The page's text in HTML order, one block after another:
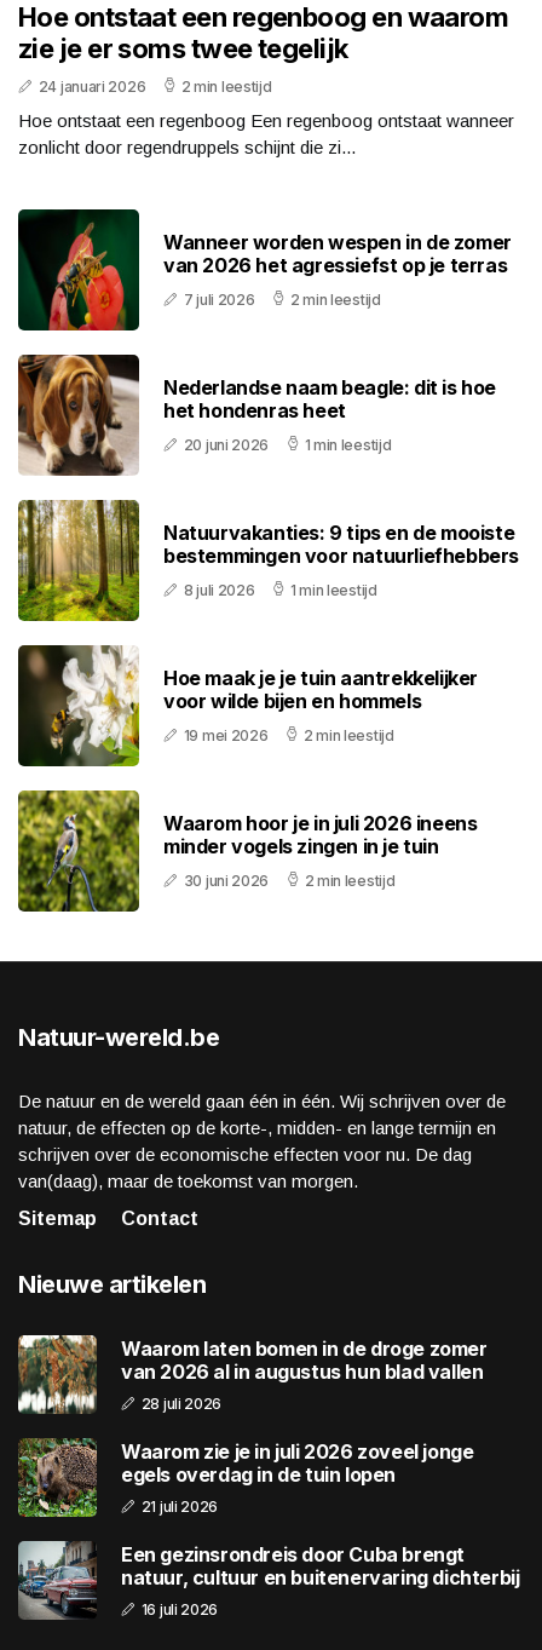
Hoe ontstaat een regenboog en waarom
zie je er soms twee tegelijk
24 januari 2026 2 min leestijd
Hoe ontstaat een regenboog Een regenboog ontstaat wanneer
zonlicht door regendruppels schijnt die zi...
Wanneer worden wespen in de zomer
van 2026 het agressiefst op je terras
7 juli 2026 2 min leestijd
Nederlandse naam beagle: dit is hoe
het hondenras heet
20 juni 2026 1 min leestijd
Natuurvakanties: 9 tips en de mooiste
bestemmingen voor natuurliefhebbers
8 juli 2026 1 min leestijd
Hoe maak je je tuin aantrekkelijker
voor wilde bijen en hommels
19 mei 2026 2 min leestijd
Waarom hoor je in juli 2026 ineens
minder vogels zingen in je tuin
30 juni 2026 2 min leestijd
Natuur-wereld.be
De natuur en de wereld gaan één in één. Wij schrijven over de
natuur, de effecten op de korte-, midden- en lange termijn en
schrijven over de economische effecten voor nu. De dag
van(daag), maar de toekomst van morgen.
Sitemap
Contact
Nieuwe artikelen
Waarom laten bomen in de droge zomer
van 2026 al in augustus hun blad vallen
28 juli 2026
Waarom zie je in juli 2026 zoveel jonge
egels overdag in de tuin lopen
21 juli 2026
Een gezinsrondreis door Cuba brengt
natuur, cultuur en buitenervaring dichterbij
16 juli 2026